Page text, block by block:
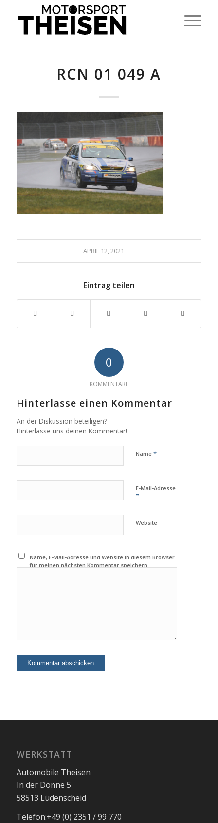
RCN 01 049 A
APRIL 12, 2021
/
Eintrag teilen
0
KOMMENTARE
Hinterlasse einen Kommentar
An der Diskussion beteiligen?
Hinterlasse uns deinen Kommentar!
Name *
E-Mail-Adresse
*
Website
Name, E-Mail-Adresse und Website in diesem Browser
für meinen nächsten Kommentar speichern.
WERKSTATT
Automobile Theisen
In der Dönne 5
58513 Lüdenscheid
Telefon:+49 (0) 2351 / 99 770